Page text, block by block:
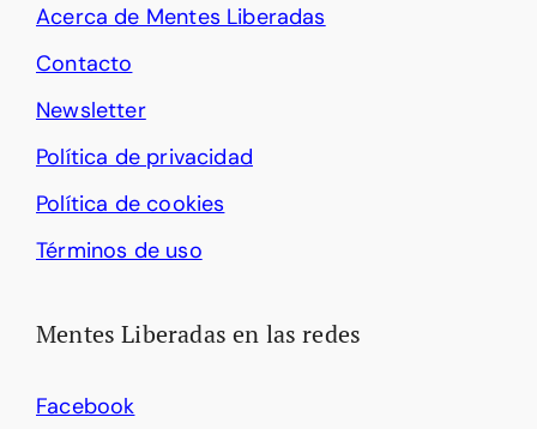
Acerca de Mentes Liberadas
Contacto
Newsletter
Política de privacidad
Política de cookies
Términos de uso
Mentes Liberadas en las redes
Facebook